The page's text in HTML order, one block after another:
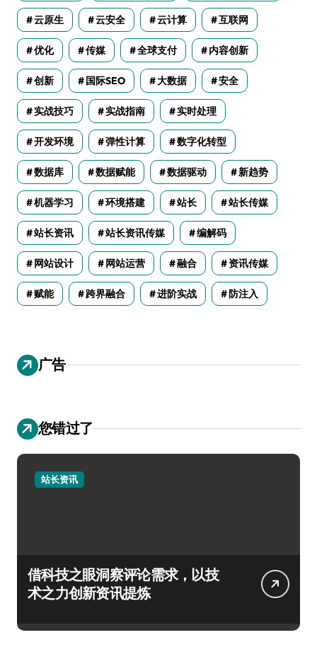
云原生 云安全 云计算 互联网
优化 传媒 全球支付 内容创新
创新 国际SEO 大数据 安全
实战技巧 实战指南 实时处理
开发环境 弹性计算 数字化转型
数据库 数据赋能 数据驱动 新趋势
机器学习 环境搭建 站长 站长传媒
站长资讯 站长资讯传媒 编解码
网站设计 网站运营 融合 资讯传媒
赋能 跨界融合 进阶实战 防注入
广告
您错过了
站长资讯
借科技之眼洞察评论需求，以技
术之力创新资讯提炼